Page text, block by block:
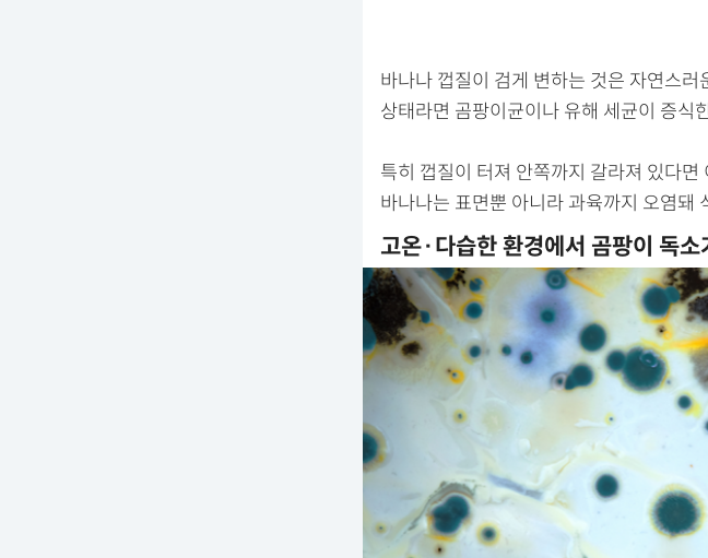
바나나 껍질이 검게 변하는 것은 자연스
상태라면 곰팡이균이나 유해 세균이 증식
특히 껍질이 터져 안쪽까지 갈라져 있다
바나나는 표면뿐 아니라 과육까지 오염돼
고온·다습한 환경에서 곰팡이 독